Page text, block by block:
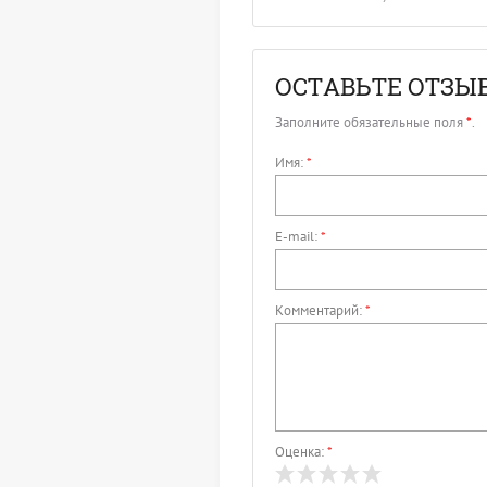
ОСТАВЬТЕ
Заполните обязательные поля*.
Имя:*
E-mail:*
Комментарий:*
Оценка:*